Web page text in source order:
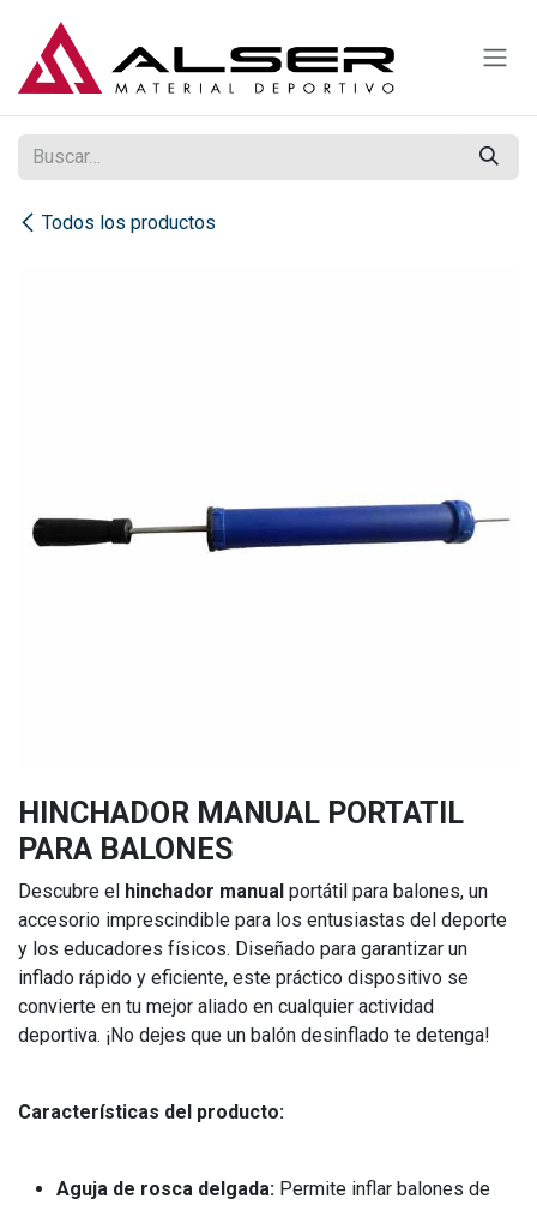
Todos los productos
HINCHADOR MANUAL PORTATIL
PARA BALONES
Descubre el hinchador manual portátil para balones, un
accesorio imprescindible para los entusiastas del deporte
y los educadores físicos. Diseñado para garantizar un
inflado rápido y eficiente, este práctico dispositivo se
convierte en tu mejor aliado en cualquier actividad
deportiva. ¡No dejes que un balón desinflado te detenga!
Características del producto:
Aguja de rosca delgada: Permite inflar balones de